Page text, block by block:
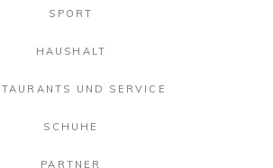
SPORT
HAUSHALT
UND SERVICE
SCHUHE
PARTNER